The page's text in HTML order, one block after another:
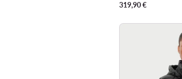
319,90€